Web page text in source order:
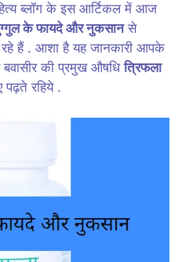
ब्लॉग के इस आर्टिकल में आज
के फायदे और नुकसानसे
रहे हैं . आशा है यह जानकारी आपके
बवासीर की प्रमुख औषधित्रिफला
रहिये .